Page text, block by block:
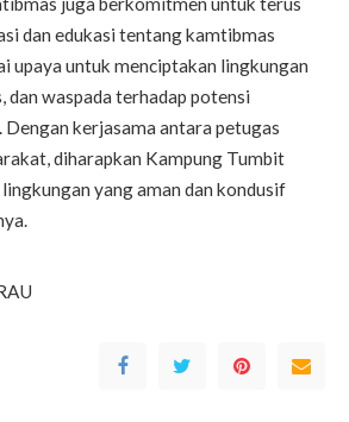
dan edukasi tentang kamtibmas
upaya untuk menciptakan lingkungan
dan waspada terhadap potensi
Dengan kerjasama antara petugas
diharapkan Kampung Tumbit
yang aman dan kondusif